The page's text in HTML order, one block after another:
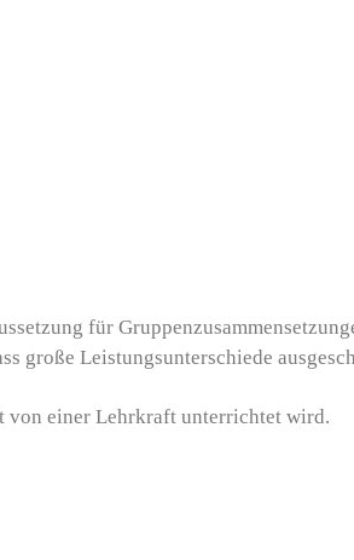
für
große Leistungsunterschiede
von einer Lehrkraft unterrichtet wird.